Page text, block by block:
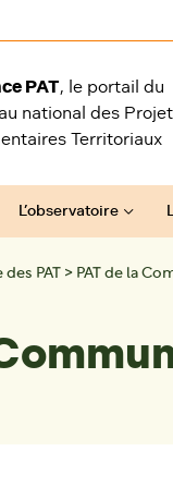
PAT, le portail du
national des
Territoriaux
L’observatoire
des PAT > PAT de la